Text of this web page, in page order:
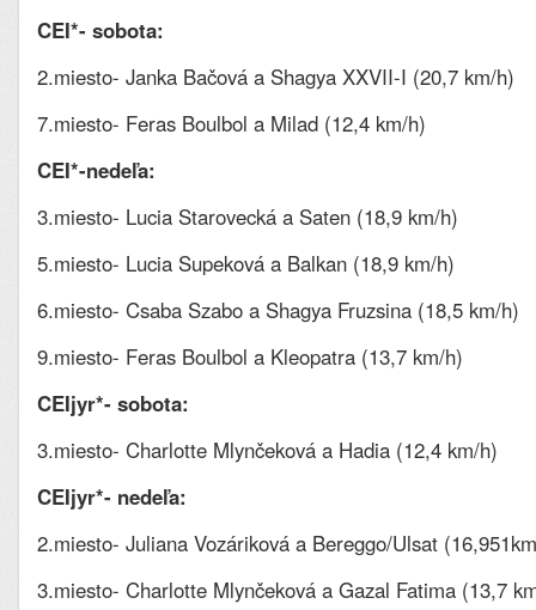
CEI*- sobota:
2.miesto- Janka Bačová a Shagya XXVII-I (20,7 km/h)
7.miesto- Feras Boulbol a Milad (12,4 km/h)
CEI*-nedeľa:
3.miesto- Lucia Starovecká a Saten (18,9 km/h)
5.miesto- Lucia Supeková a Balkan (18,9 km/h)
6.miesto- Csaba Szabo a Shagya Fruzsina (18,5 km/h)
9.miesto- Feras Boulbol a Kleopatra (13,7 km/h)
CEIjyr*- sobota:
3.miesto- Charlotte Mlynčeková a Hadia (12,4 km/h)
CEIjyr*- nedeľa:
2.miesto- Juliana Vozáriková a Bereggo/Ulsat
3.miesto- Charlotte Mlynčeková a Gazal Fatima (13,7